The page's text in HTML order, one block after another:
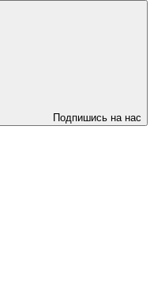
Подпишись на нас